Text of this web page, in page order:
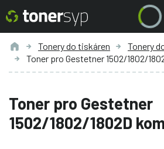
Tonery do tiskáren
Tonery
Toner pro Gestetner 1502/1802/
Toner pro Gestetner
1502/1802/1802D